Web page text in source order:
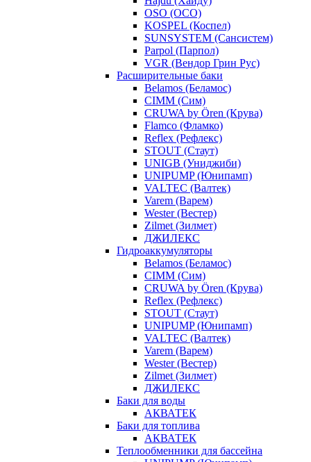
OSO (ОСО)
KOSPEL (Коспел)
SUNSYSTEM (Сансистем)
Parpol (Парпол)
VGR (Вендор Грин Рус)
Расширительные баки
Belamos (Беламос)
CIMM (Сим)
CRUWA by Ören (Крува)
Flamco (Фламко)
Reflex (Рефлекс)
STOUT (Стаут)
UNIGB (Униджиби)
UNIPUMP (Юнипамп)
VALTEC (Валтек)
Varem (Варем)
Wester (Вестер)
Zilmet (Зилмет)
ДЖИЛЕКС
Гидроаккумуляторы
Belamos (Беламос)
CIMM (Сим)
CRUWA by Ören (Крува)
Reflex (Рефлекс)
STOUT (Стаут)
UNIPUMP (Юнипамп)
VALTEC (Валтек)
Varem (Варем)
Wester (Вестер)
Zilmet (Зилмет)
ДЖИЛЕКС
Баки для воды
АКВАТЕК
Баки для топлива
АКВАТЕК
Теплообменники для бассейна